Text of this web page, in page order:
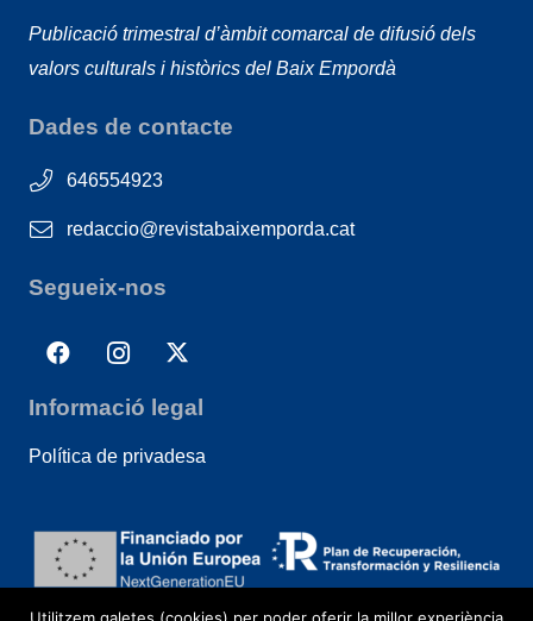
Publicació trimestral d’àmbit comarcal de difusió dels
valors culturals i històrics del Baix Empordà
Dades de contacte
646554923
redaccio@revistabaixemporda.cat
Segueix-nos
Informació legal
Política de privadesa